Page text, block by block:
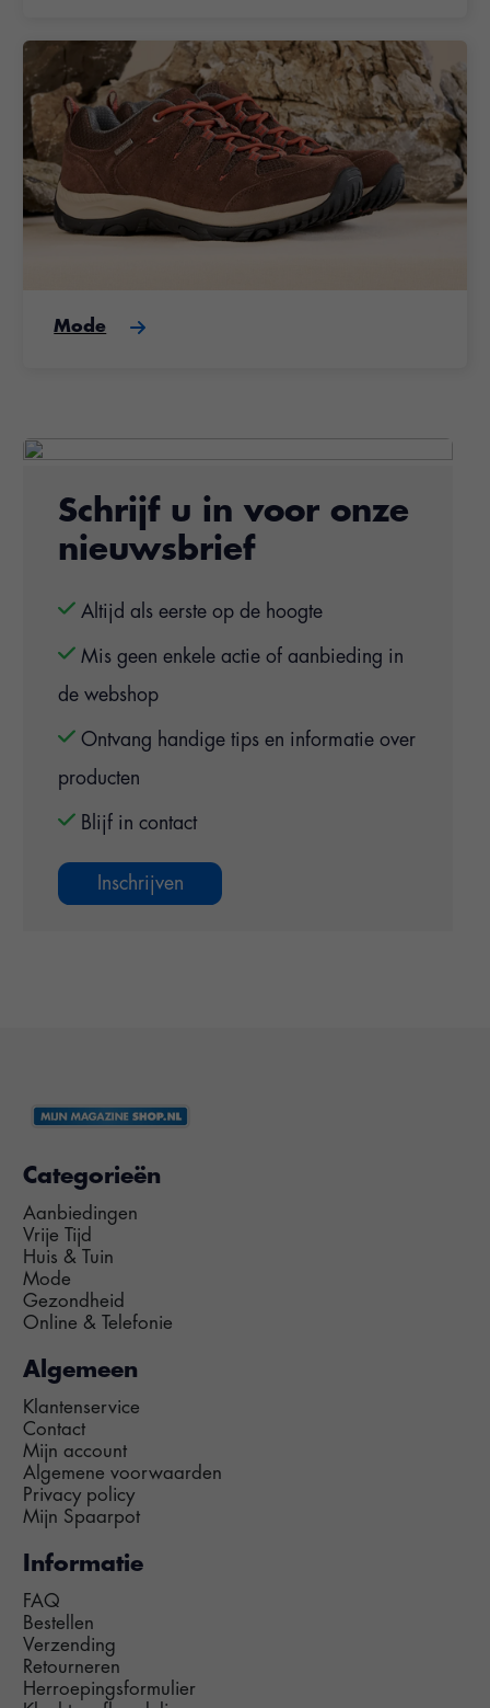
Mode
Schrijf u in voor onze
nieuwsbrief
Altijd als eerste op de hoogte
Mis geen enkele actie of aanbieding in
de webshop
Ontvang handige tips en informatie over
producten
Blijf in contact
Inschrijven
Categorieën
Aanbiedingen
Vrije Tijd
Huis & Tuin
Mode
Gezondheid
Online & Telefonie
Algemeen
Klantenservice
Contact
Mijn account
Algemene voorwaarden
Privacy policy
Mijn Spaarpot
Informatie
FAQ
Bestellen
Verzending
Retourneren
Herroepingsformulier